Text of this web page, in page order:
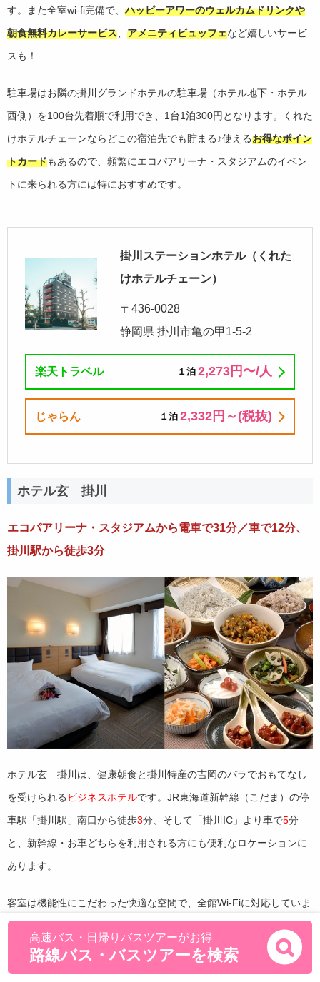
す。また全室wi-fi完備で、ハッピーアワーのウェルカムドリンクや
朝食無料カレーサービス
アメニティビュッフェなど嬉しいサービ
スも！
駐車場はお隣の掛川グランドホテルの駐車場（ホテル地下・ホテル
西側）を100台先着順で利用でき、1台1泊300円となります。くれた
けホテルチェーンならどこの宿泊先でも貯まる♪使えるお得なポイン
トカードもあるので、頻繁にエコパアリーナ・スタジアムのイベン
トに来られる方には特におすすめです。
掛川ステーションホテル（くれた
けホテルチェーン）
〒436-0028
静岡県 掛川市亀の甲1-5-2
楽天トラベル １泊 2,273円〜/⼈
じゃらん １泊 2,332円～(税抜)
ホテル玄 掛川
エコパアリーナ・スタジアムから電車で31分／車で12分、
掛川駅から徒歩3分
ホテル玄 掛川は、健康朝食と掛川特産の吉岡のバラでおもてなし
を受けられる ビジネスホテルです。JR東海道新幹線（こだま）の停
車駅「掛川駅」南口から徒歩3分、そして「掛川IC」より車で5分
と、新幹線・お車どちらを利用される方にも便利なロケーションに
あります。
客室は機能性にこだわった快適な空間で、全館Wi-Fiに対応していま
す。無料朝食ブッフェ、1,000冊以上のタイトルが揃ったマンガコー
ナー、洗剤付きのランドリー、42 台分の駐車場などのサービスが
「すべて無料」（※1部屋つき1スペース無料）で利用できるのも魅
高速バス・日帰りバスツアーがお得
路線バス・バスツアーを検索